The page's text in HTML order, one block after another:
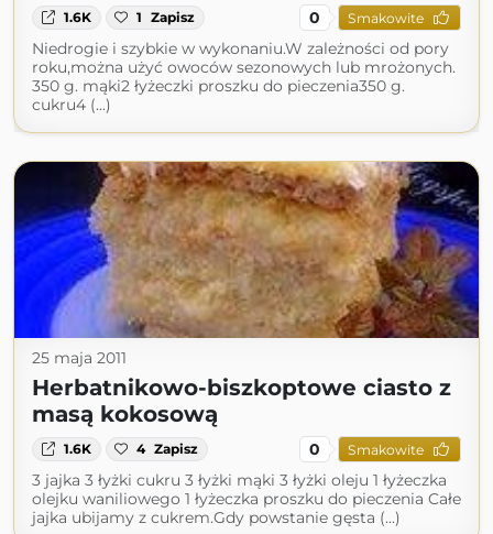
1.6K 1 Zapisz 0 Smakowite
Niedrogie i szybkie w wykonaniu.W zależności od pory
roku,można użyć owoców sezonowych lub mrożonych.
350 g. mąki2 łyżeczki proszku do pieczenia350 g.
cukru4 (...)
25 maja 2011
Herbatnikowo-biszkoptowe ciasto z
masą kokosową
1.6K 4 Zapisz 0 Smakowite
3 jajka 3 łyżki cukru 3 łyżki mąki 3 łyżki oleju 1 łyżeczka
olejku waniliowego 1 łyżeczka proszku do pieczenia Całe
jajka ubijamy z cukrem.Gdy powstanie gęsta (...)